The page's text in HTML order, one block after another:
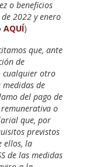
o beneficios
2022 y enero
AQUÍ)
que, ante
de
cualquier otro
de
del pago de
o
que, por
previstos
ellos, la
de las medidas